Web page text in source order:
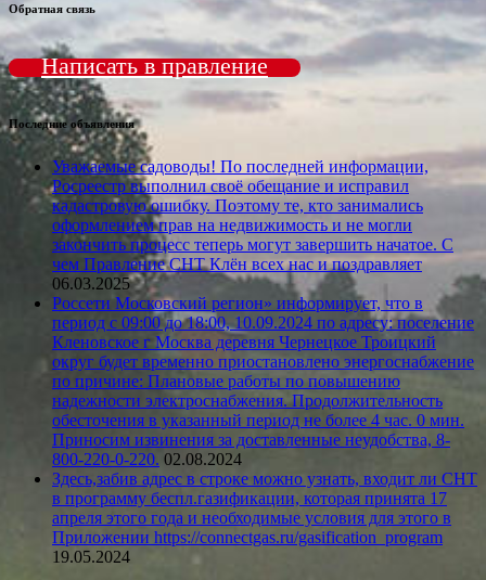
Обратная связь
Написать в правление
Последние объявления
Уважаемые садоводы! По последней информации,
Росреестр выполнил своё обещание и исправил
кадастровую ошибку. Поэтому те, кто занимались
оформлением прав на недвижимость и не могли
закончить процесс теперь могут завершить начатое. С
чем Правление СНТ Клён всех нас и поздравляет
06.03.2025
Россети Московский регион» информирует, что в
период с 09:00 до 18:00, 10.09.2024 по адресу: поселение
Кленовское г Москва деревня Чернецкое Троицкий
округ будет временно приостановлено энергоснабжение
по причине: Плановые работы по повышению
надежности электроснабжения. Продолжительность
обесточения в указанный период не более 4 час. 0 мин.
Приносим извинения за доставленные неудобства, 8-
800-220-0-220. 02.08.2024
Здесь,забив адрес в строке можно узнать, входит ли СНТ
в программу беспл.газификации, которая принята 17
апреля этого года и необходимые условия для этого в
Приложении https://connectgas.ru/gasification_program
19.05.2024